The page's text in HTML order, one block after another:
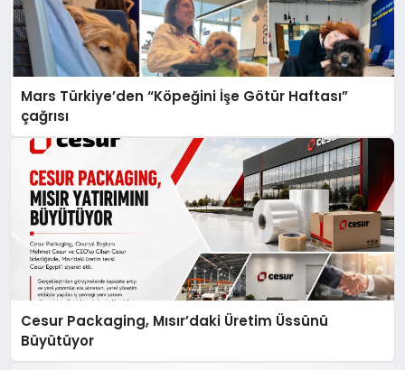
Mars Türkiye’den “Köpeğini İşe Götür Haftası”
çağrısı
Cesur Packaging, Mısır’daki Üretim Üssünü
Büyütüyor